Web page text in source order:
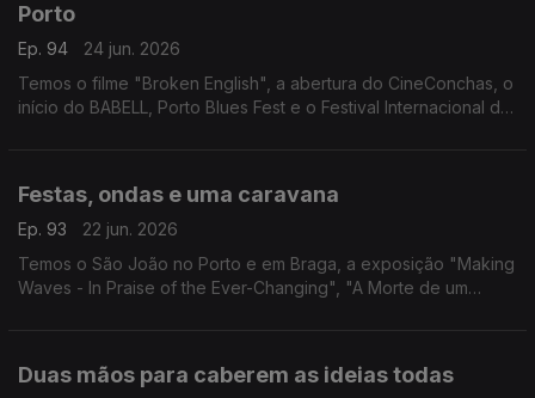
Porto
Ep. 94
24 jun. 2026
Temos o filme "Broken English", a abertura do CineConchas, o
início do BABELL, Porto Blues Fest e o Festival Internacional do
Festas, ondas e uma caravana
Ep. 93
22 jun. 2026
Temos o São João no Porto e em Braga, a exposição "Making
Waves - In Praise of the Ever-Changing", "A Morte de um
Duas mãos para caberem as ideias todas